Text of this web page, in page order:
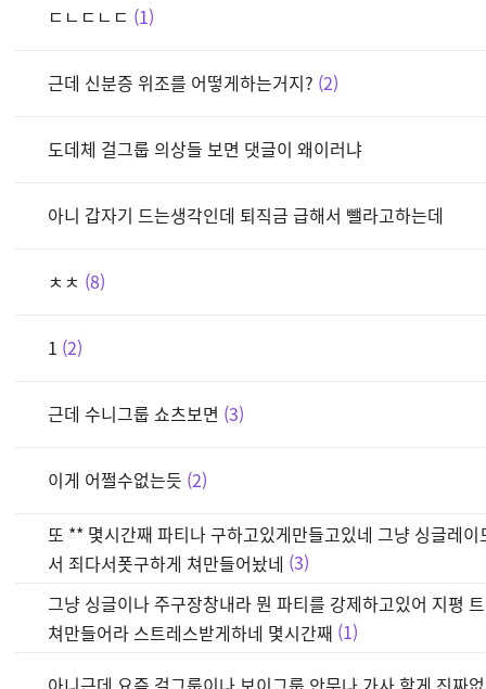
ㄷㄴㄷㄴㄷ 1
근데 신분증 위조를 어떻게하는거지? 2
도데체 걸그룹 의상들 보면 댓글이 왜이러냐
아니 갑자기 드는생각인데 퇴직금 급해서 뺄라고하는데
ㅊㅊ 8
1 2
근데 수니그룹 쇼츠보면 3
이게 어쩔수없는듯 2
또 ** 몇시간째 파티나 구하고있게만들고있네 그냥 싱글레
서 죄다서폿구하게 쳐만들어놨네 3
그냥 싱글이나 주구장창내라 뭔 파티를 강제하고있어 지평
쳐만들어라 스트레스받게하네 몇시간째 1